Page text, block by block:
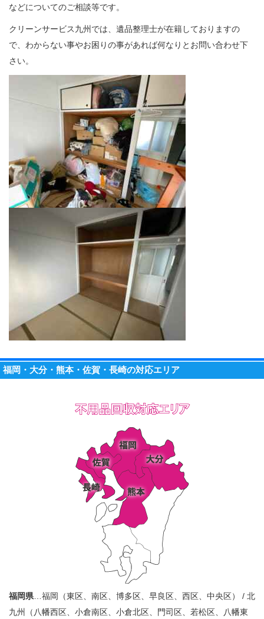
などについてのご相談等です。
クリーンサービス九州では、遺品整理士が在籍しておりますの
で、わからない事やお困りの事があれば何なりとお問い合わせ下
さい。
福岡・大分・熊本・佐賀・長崎の対応エリア
福岡県 …福岡（東区、南区、博多区、早良区、西区、中央区） / 北
九州（八幡西区、小倉南区、小倉北区、門司区、若松区、八幡東